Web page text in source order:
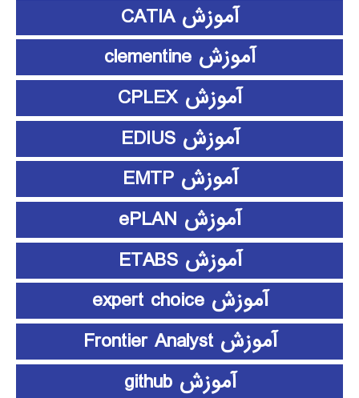
آموزش CATIA
آموزش clementine
آموزش CPLEX
آموزش EDIUS
آموزش EMTP
آموزش ePLAN
آموزش ETABS
آموزش expert choice
آموزش Frontier Analyst
آموزش github